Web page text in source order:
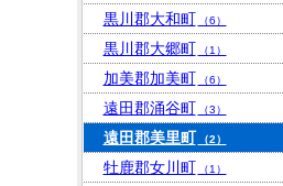
黒川郡大和町 （6）
黒川郡大郷町 （1）
加美郡加美町 （6）
遠田郡涌谷町 （3）
遠田郡美里町 （2）
牡鹿郡女川町 （1）